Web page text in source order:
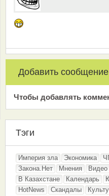
Добавить сообщение
Чтобы добавлять
Тэги
Империя зла Экономика
Закона.Нет
Мнения Видео
В Казахстане
Календарь
HotNews
Скандалы